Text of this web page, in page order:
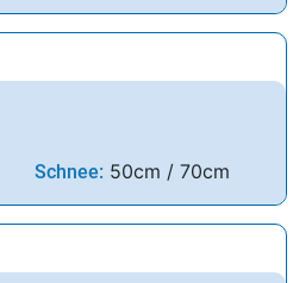
Schnee: 50cm / 70cm